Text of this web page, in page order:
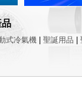
品
式冷氣機 聖誕用品